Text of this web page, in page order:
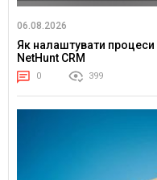
06.08.2026
Як налаштувати процеси
NetHunt CRM
0 399